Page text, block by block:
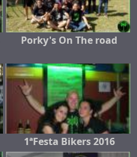
Porky's On The road
1ªFesta Bikers 2016